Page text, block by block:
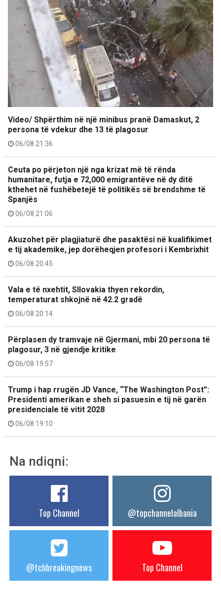
Video/ Shpërthim në një minibus pranë Damaskut, 2
persona të vdekur dhe 13 të plagosur
06/08 21:36
Ceuta po përjeton një nga krizat më të rënda
humanitare, futja e 72,000 emigrantëve në dy ditë
kthehet në fushëbetejë të politikës së brendshme të
Spanjës
06/08 21:06
Akuzohet për plagjiaturë dhe pasaktësi në kualifikimet
e tij akademike, jep dorëheqjen profesori i Kembrixhit
06/08 20:45
Vala e të nxehtit, Sllovakia thyen rekordin,
temperaturat shkojnë në 42.2 gradë
06/08 20:14
Përplasen dy tramvaje në Gjermani, mbi 20 persona të
plagosur, 3 në gjendje kritike
06/08 19:57
Trump i hap rrugën JD Vance, “The Washington Post”:
Presidenti amerikan e sheh si pasuesin e tij në garën
presidenciale të vitit 2028
06/08 19:10
Na ndiqni:
Top Channel @topchannelalbania
@tchbreakingnews Top Channel